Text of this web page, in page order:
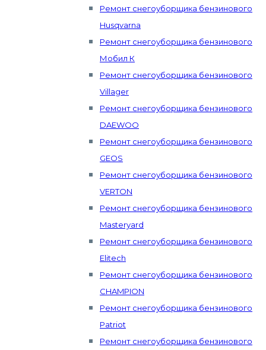
Ремонт снегоуборщика бензинового
Husqvarna
Ремонт снегоуборщика бензинового
Мобил К
Ремонт снегоуборщика бензинового
Villager
Ремонт снегоуборщика бензинового
DAEWOO
Ремонт снегоуборщика бензинового
GEOS
Ремонт снегоуборщика бензинового
VERTON
Ремонт снегоуборщика бензинового
Masteryard
Ремонт снегоуборщика бензинового
Elitech
Ремонт снегоуборщика бензинового
CHAMPION
Ремонт снегоуборщика бензинового
Patriot
Ремонт снегоуборщика бензинового